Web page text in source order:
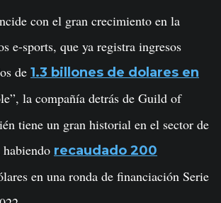
con el gran crecimiento en la
e-sports, que ya registra ingresos
de 1.3 billones de dolares en
la compañía detrás de Guild of
tiene un gran historial en el sector de
recaudado 200
en una ronda de financiación Serie